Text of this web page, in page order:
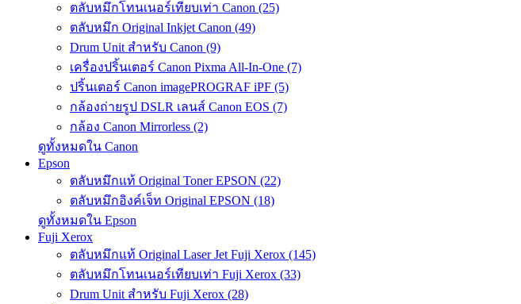
ตลับหมึกโทนเนอร์เทียบเท่า Canon (25)
ตลับหมึก Original Inkjet Canon (49)
Drum Unit สำหรับ Canon (9)
เครื่องปริ้นเตอร์ Canon Pixma All-In-One (7)
ปริ้นเตอร์ Canon imagePROGRAF iPF (5)
กล้องถ่ายรูป DSLR เลนส์ Canon EOS (7)
กล้อง Canon Mirrorless (2)
ดูทั้งหมดใน Canon
Epson
ตลับหมึกแท้ Original Toner EPSON (22)
ตลับหมึกอิงค์เจ็ท Original EPSON (18)
ดูทั้งหมดใน Epson
Fuji Xerox
ตลับหมึกแท้ Original Laser Jet Fuji Xerox (145)
ตลับหมึกโทนเนอร์เทียบเท่า Fuji Xerox (33)
Drum Unit สำหรับ Fuji Xerox (28)